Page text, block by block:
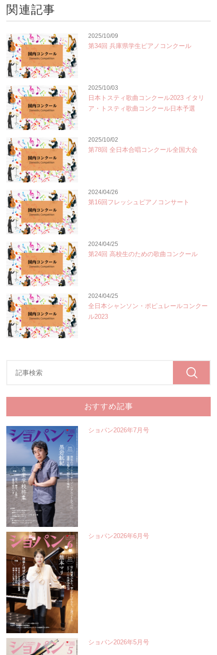
関連記事
2025/10/09
第34回 兵庫県学生ピアノコンクール
2025/10/03
日本トスティ歌曲コンクール2023 イタリ
ア・トスティ歌曲コンクール日本予選
2025/10/02
第78回 全日本合唱コンクール全国大会
2024/04/26
第16回フレッシュピアノコンサート
2024/04/25
第24回 高校生のための歌曲コンクール
2024/04/25
全日本シャンソン・ポピュレールコンクー
ル2023
おすすめ記事
ショパン2026年7月号
ショパン2026年6月号
ショパン2026年5月号